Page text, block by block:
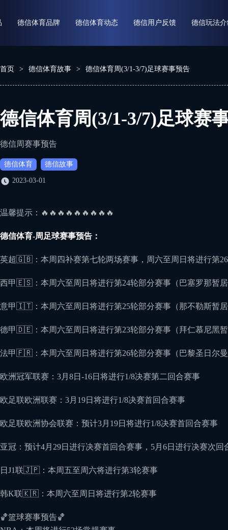
德信体育品牌 德信体育动态 德信用户反馈 德信玩法
首页 > 德信体育故事 > 德信体育周(3/1-3/7)足球赛事预告
德信体育周(3/1-3/7)足球赛
德信周赛事预告
德信体育 德信故事
2023-03-01
温馨提示：🔥🔥🔥🔥🔥🔥🔥🔥🔥
德信体育-周足球赛事预告：
英超🇬🇧：本周四补赛第七轮两场赛事，周六至周日将进行第
西甲🇪🇸：本周六至周日将进行第24轮部分赛事（巴塞罗那暂
意甲🇮🇹：本周六至周日将进行第25轮部分赛事（那不勒斯暂
德甲🇩🇪：本周六至周日将进行第23轮部分赛事（拜仁慕尼黑
法甲🇫🇷：本周六至周日将进行第26轮部分赛事（巴黎圣日尔
欧洲冠军联赛：3月8日-16日将进行1/8决赛第二回合赛事
欧足联欧洲联赛：3月19日将进行1/8决赛首回合赛事
欧足联欧洲协会联赛：预计3月19日将进行1/8决赛首回合赛事
亚冠：预计4月29日进行决赛首回合赛事，5月6日进行决赛次回
日J1联🇯🇵：本周五至周六将进行第3轮赛事
韩K联🇰🇷：本周六至周日将进行第2轮赛事
🏀篮球赛事预告🏀